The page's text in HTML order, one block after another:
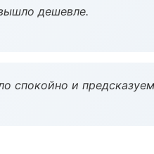
дешевле.
спокойно и